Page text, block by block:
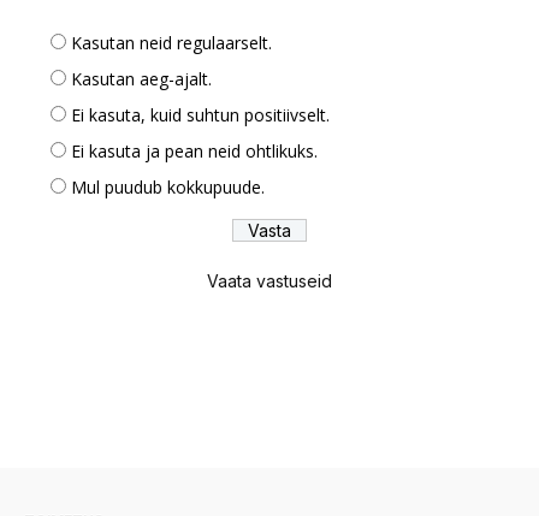
Kasutan neid regulaarselt.
Kasutan aeg-ajalt.
Ei kasuta, kuid suhtun positiivselt.
Ei kasuta ja pean neid ohtlikuks.
Mul puudub kokkupuude.
Vaata vastuseid